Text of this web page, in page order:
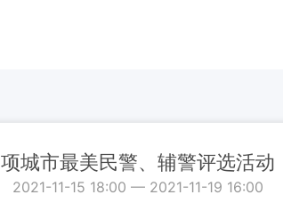
项城市最美民警、辅警评选活动
2021-11-15 18:00 — 2021-11-19 16:00